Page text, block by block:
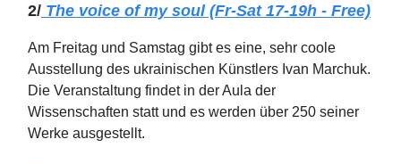
2/ The voice of my soul (Fr-Sat 17-19h - Free)
Am Freitag und Samstag gibt es eine, sehr coole
Ausstellung des ukrainischen Künstlers Ivan Marchuk.
Die Veranstaltung findet in der Aula der
Wissenschaften statt und es werden über 250 seiner
Werke ausgestellt.